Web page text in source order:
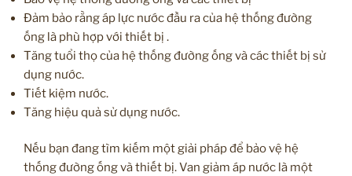
Đảm bảo rằng áp lực nước đầu ra của hệ thống đường
ống là phù hợp với thiết bị .
Tăng tuổi thọ của hệ thống đường ống và các thiết bị sử
dụng nước.
Tiết kiệm nước.
Tăng hiệu quả sử dụng nước.
Nếu bạn đang tìm kiếm một giải pháp để bảo vệ hệ
thống đường ống và thiết bị. Van giảm áp nước là một